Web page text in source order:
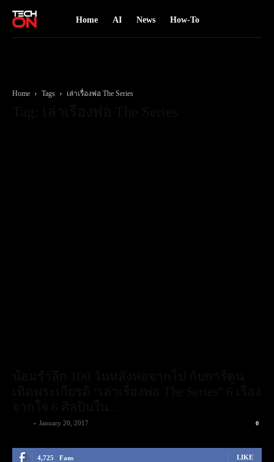
Home AI News How-To
Home Tags เล่าเรื่องพ่อ The Series
- January 20, 2017 0
4,725 Fans LIKE